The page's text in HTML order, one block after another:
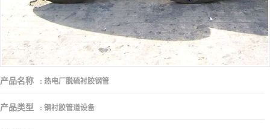
产品名称 : 热电厂脱硫衬胶钢管
产品类型 : 钢衬胶管道设备